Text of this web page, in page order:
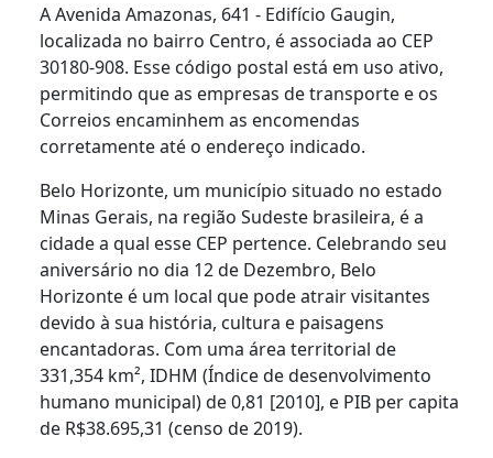
A Avenida Amazonas, 641 - Edifício Gaugin,
localizada no bairro Centro, é associada ao CEP
30180-908. Esse código postal está em uso ativo,
permitindo que as empresas de transporte e os
Correios encaminhem as encomendas
corretamente até o endereço indicado.
Belo Horizonte, um município situado no estado
Minas Gerais, na região Sudeste brasileira, é a
cidade a qual esse CEP pertence. Celebrando seu
aniversário no dia 12 de Dezembro, Belo
Horizonte é um local que pode atrair visitantes
devido à sua história, cultura e paisagens
encantadoras. Com uma área territorial de
331,354 km², IDHM (Índice de desenvolvimento
humano municipal) de 0,81 [2010], e PIB per capita
de R$38.695,31 (censo de 2019).